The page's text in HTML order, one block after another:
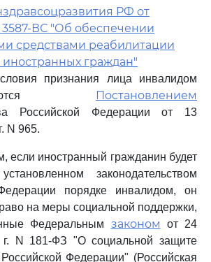
РФ от
3587-ВС "Об обеспечении
средствами реабилитации
граждан"
признания лица инвалидом
Постановлением
Российской Федерации от 13
N 965.
если иностранный гражданин будет
законодательством
порядке инвалидом, он
на меры социальной поддержки,
Федеральным законом от 24
г. N 181-ФЗ "О социальной защите
Федерации" (Российская